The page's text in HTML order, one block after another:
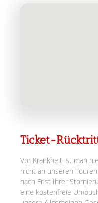
Ticket-
Vor Krankheit ist man
nicht an unseren
nach Frist Ihrer
eine kostenfreie